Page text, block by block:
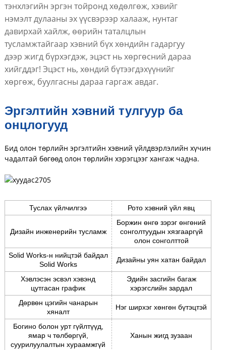
тэнхлэгийн эргэн тойронд хөдөлгөж, хэвийг
нэмэлт дулааны эх үүсвэрээр халааж, нунтаг
давирхай хайлж, өөрийн таталцлын
тусламжтайгаар хэвний бүх хөндийн гадаргуу
дээр жигд бүрхэгдэж, эцэст нь хөргөсний дараа
хийгддэг! Эцэст нь, хөндий бүтээгдэхүүнийг
хөргөж, буулгасны дараа гаргаж авдаг.
Эргэлтийн хэвний тулгуур ба
онцлогууд
Бид олон төрлийн эргэлтийн хэвний үйлдвэрлэлийн хүчин
чадалтай бөгөөд олон төрлийн хэрэгцээг хангаж чадна.
Туслах үйлчилгээ Рото хэвний үйл явц
Дизайн инженерийн тусламж
Боржин өнгө зэрэг өнгөний
сонголтуудын хязгааргүй
олон сонголттой
Solid Works-н нийцтэй байдал
Solid Works
Дизайны уян хатан байдал
Хэвлэсэн эсвэл хэвэнд
цутгасан график
Эдийн засгийн багаж
хэрэгслийн зардал
Дөрвөн цэгийн чанарын
хяналт
Нэг ширхэг хөнгөн бүтэцтэй
Богино болон урт гүйлтүүд,
ямар ч төлбөргүй,
суурилуулалтын хураамжгүй
Ханын жигд зузаан